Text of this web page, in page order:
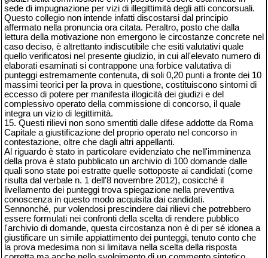
sede di impugnazione per vizi di illegittimità degli atti concorsuali.
Questo collegio non intende infatti discostarsi dal principio
affermato nella pronuncia ora citata. Peraltro, posto che dalla
lettura della motivazione non emergono le circostanze concrete nel
caso deciso, è altrettanto indiscutibile che esiti valutativi quale
quello verificatosi nel presente giudizio, in cui all'elevato numero di
elaborati esaminati si contrappone una forbice valutativa di
punteggi estremamente contenuta, di soli 0,20 punti a fronte dei 10
massimi teorici per la prova in questione, costituiscono sintomi di
eccesso di potere per manifesta illogicità dei giudizi e del
complessivo operato della commissione di concorso, il quale
integra un vizio di legittimità.
15. Questi rilievi non sono smentiti dalle difese addotte da Roma
Capitale a giustificazione del proprio operato nel concorso in
contestazione, oltre che dagli altri appellanti.
Al riguardo è stato in particolare evidenziato che nell'imminenza
della prova è stato pubblicato un archivio di 100 domande dalle
quali sono state poi estratte quelle sottoposte ai candidati (come
risulta dal verbale n. 1 dell'8 novembre 2012), cosicché il
livellamento dei punteggi trova spiegazione nella preventiva
conoscenza in questo modo acquisita dai candidati.
Sennonché, pur volendosi prescindere dai rilievi che potrebbero
essere formulati nei confronti della scelta di rendere pubblico
l'archivio di domande, questa circostanza non è di per sé idonea a
giustificare un simile appiattimento dei punteggi, tenuto conto che
la prova medesima non si limitava nella scelta della risposta